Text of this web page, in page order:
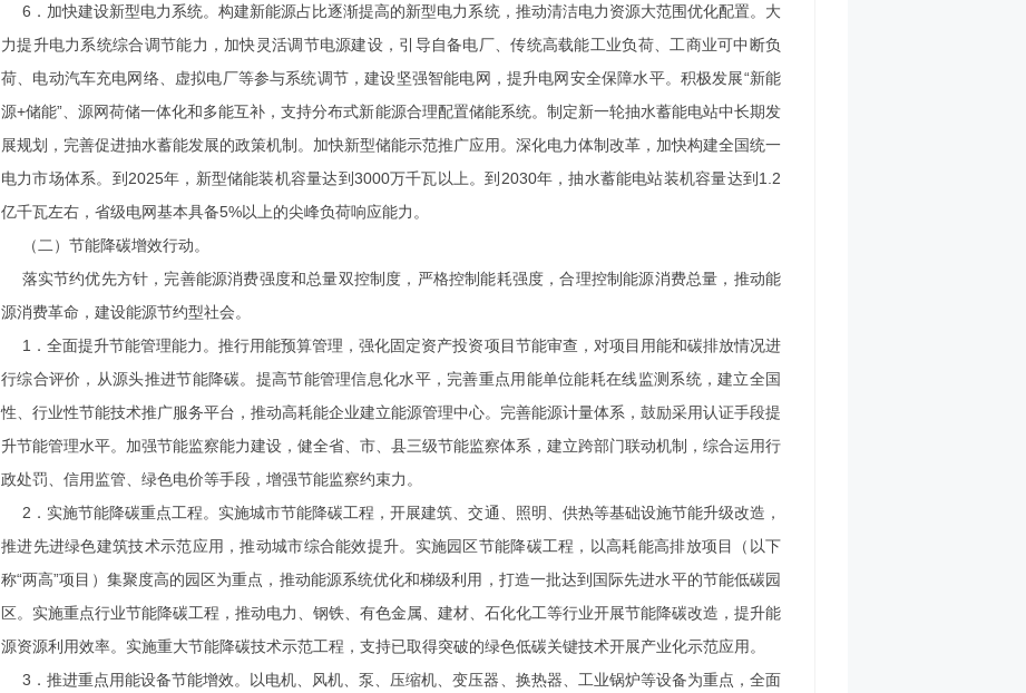
6．加快建设新型电力系统。构建新能源占比逐渐提高的新型电力系统，推动清洁电力资源大范围优化配置。大
力提升电力系统综合调节能力，加快灵活调节电源建设，引导自备电厂、传统高载能工业负荷、工商业可中断负
荷、电动汽车充电网络、虚拟电厂等参与系统调节，建设坚强智能电网，提升电网安全保障水平。积极发展“新能
源+储能”、源网荷储一体化和多能互补，支持分布式新能源合理配置储能系统。制定新一轮抽水蓄能电站中长期发
展规划，完善促进抽水蓄能发展的政策机制。加快新型储能示范推广应用。深化电力体制改革，加快构建全国统一
电力市场体系。到2025年，新型储能装机容量达到3000万千瓦以上。到2030年，抽水蓄能电站装机容量达到1.2
亿千瓦左右，省级电网基本具备5%以上的尖峰负荷响应能力。
（二）节能降碳增效行动。
落实节约优先方针，完善能源消费强度和总量双控制度，严格控制能耗强度，合理控制能源消费总量，推动能
源消费革命，建设能源节约型社会。
1．全面提升节能管理能力。推行用能预算管理，强化固定资产投资项目节能审查，对项目用能和碳排放情况进
行综合评价，从源头推进节能降碳。提高节能管理信息化水平，完善重点用能单位能耗在线监测系统，建立全国
性、行业性节能技术推广服务平台，推动高耗能企业建立能源管理中心。完善能源计量体系，鼓励采用认证手段提
升节能管理水平。加强节能监察能力建设，健全省、市、县三级节能监察体系，建立跨部门联动机制，综合运用行
政处罚、信用监管、绿色电价等手段，增强节能监察约束力。
2．实施节能降碳重点工程。 实施城市节能降碳工程，开展建筑、交通、照明、供热等基础设施节能升级改造，
推进先进绿色建筑技术示范应用，推动城市综合能效提升。实施园区节能降碳工程，以高耗能高排放项目（以下
称“两高”项目）集聚度高的园区为重点，推动能源系统优化和梯级利用，打造一批达到国际先进水平的节能低碳园
区。实施重点行业节能降碳工程，推动电力、钢铁、有色金属、建材、石化化工等行业开展节能降碳改造，提升能
源资源利用效率。实施重大节能降碳技术示范工程，支持已取得突破的绿色低碳关键技术开展产业化示范应用。
3．推进重点用能设备节能增效。
以电机、风机、泵、压缩机、变压器、换热器、工业锅炉等设备为重点，全面